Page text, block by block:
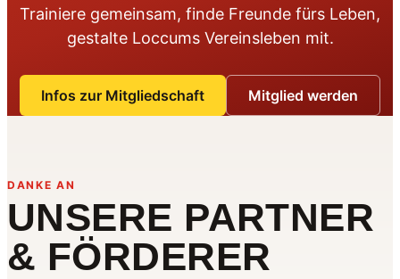
Trainiere gemeinsam, finde Freunde fürs Leben,
gestalte Loccums Vereinsleben mit.
Infos zur Mitgliedschaft Mitglied werden
DANKE AN
UNSERE PARTNER
& FÖRDERER